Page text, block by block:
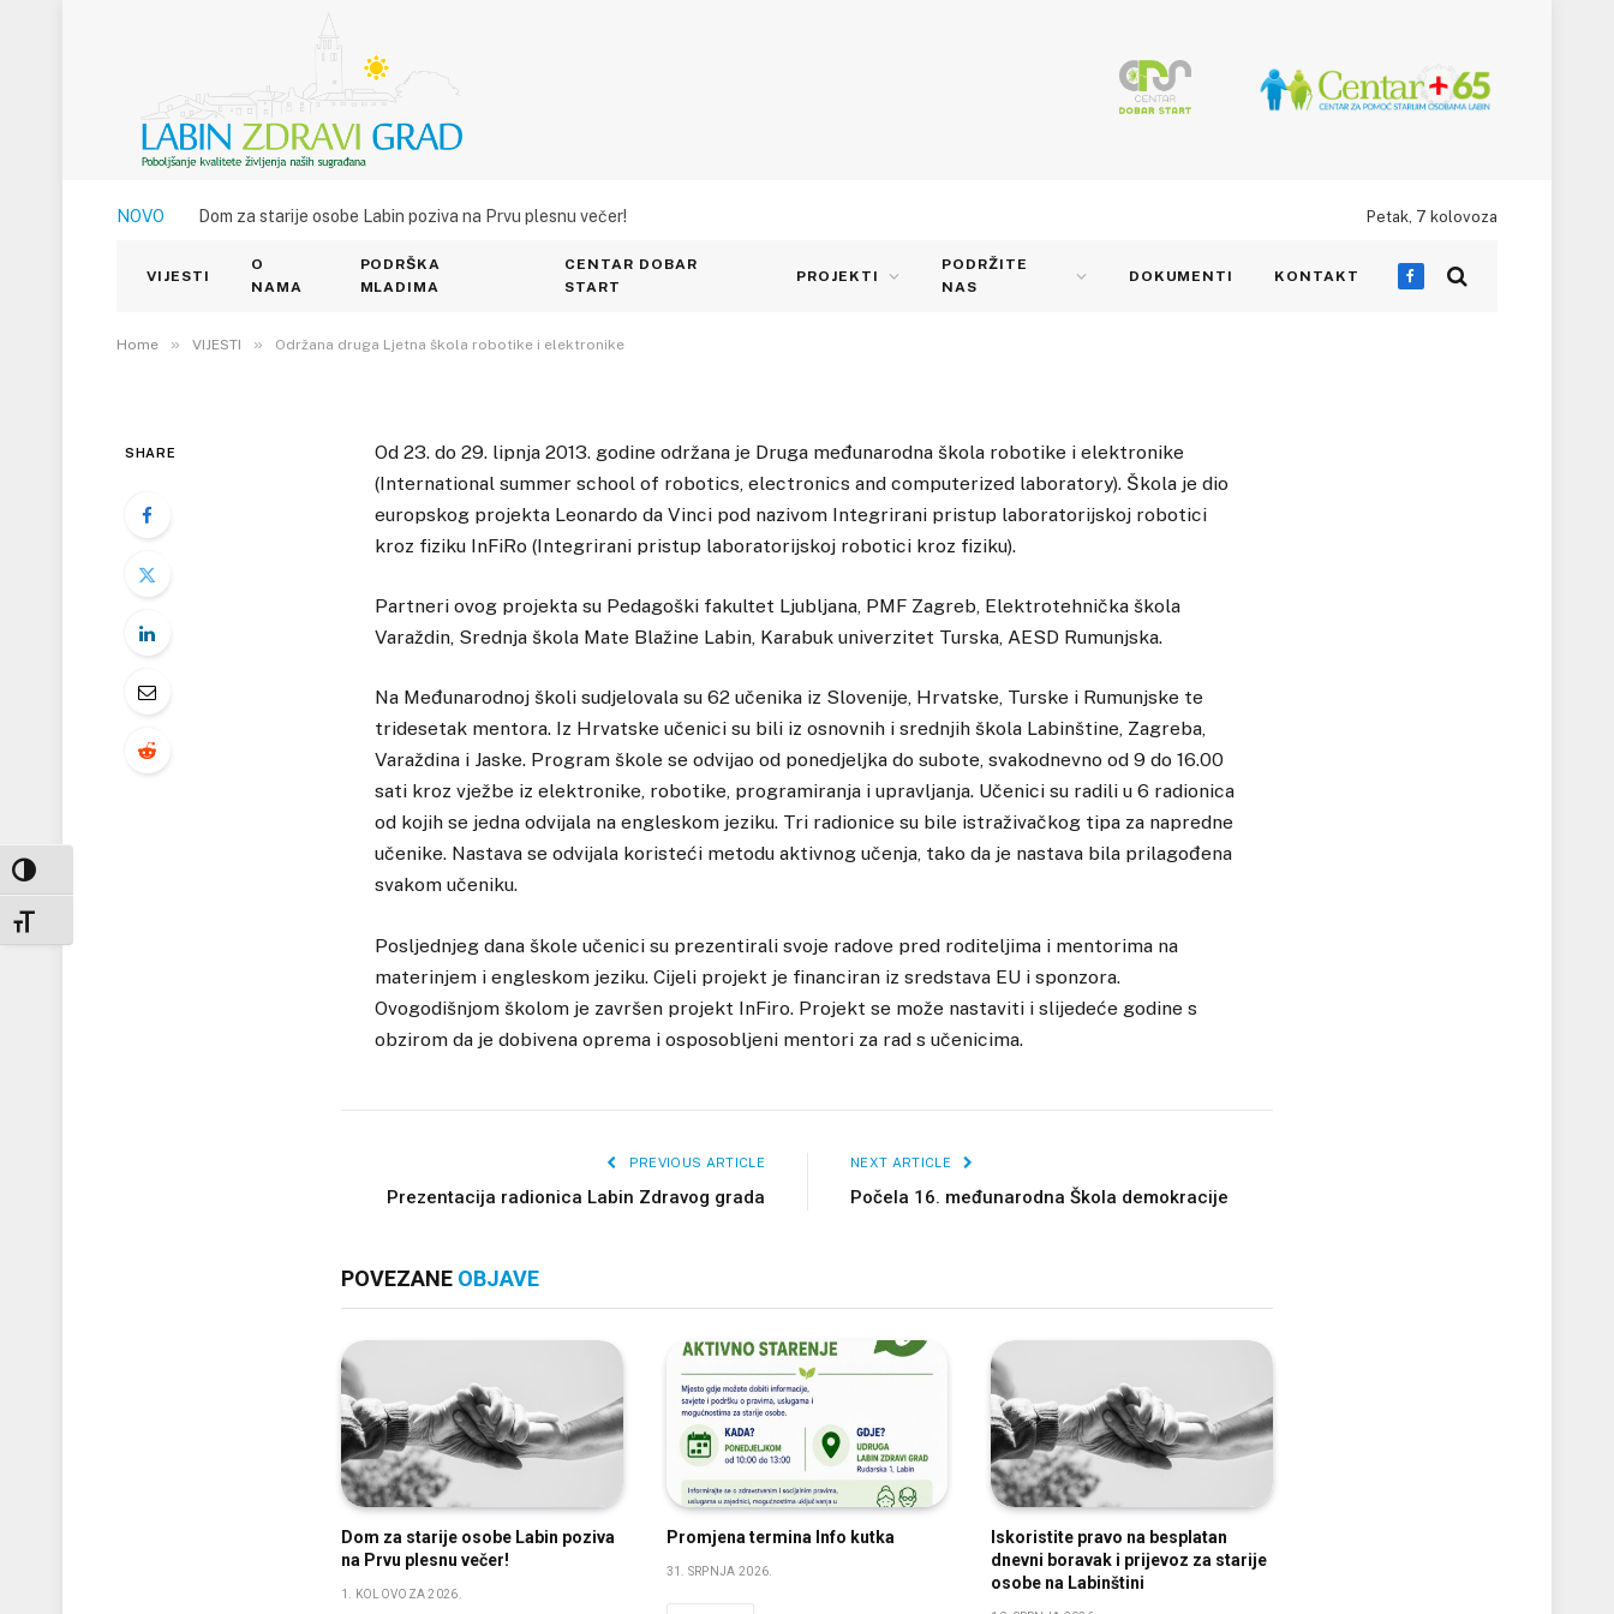
UKLJUČI / ISKLJUČI VISOKI KONTRAST
UKLJUČI / ISKLJUČI VELIČINU FONTA
NOVO Dom za starije osobe Labin poziva na Prvu plesnu večer! Petak, 7 kolovoza
VIJESTI
O
NAMA
PODRŠKA
MLADIMA
CENTAR DOBAR
START
PROJEKTI
PODRŽITE
NAS
DOKUMENTI KONTAKT
Facebook
Home » VIJESTI » Održana druga Ljetna škola robotike i elektronike
VIJESTI
Održana druga Ljetna škola robotike i
elektronike
4. SRPNJA 2013. 1VIEWS
SHARE
Od 23. do 29. lipnja 2013. godine održana je Druga međunarodna škola robotike i elektronike
(International summer school of robotics, electronics and computerized laboratory). Škola je dio
europskog projekta Leonardo da Vinci pod nazivom Integrirani pristup laboratorijskoj robotici
kroz fiziku InFiRo (Integrirani pristup laboratorijskoj robotici kroz fiziku).
Partneri ovog projekta su Pedagoški fakultet Ljubljana, PMF Zagreb, Elektrotehnička škola
Varaždin, Srednja škola Mate Blažine Labin, Karabuk univerzitet Turska, AESD Rumunjska.
Na Međunarodnoj školi sudjelovala su 62 učenika iz Slovenije, Hrvatske, Turske i Rumunjske te
tridesetak mentora. Iz Hrvatske učenici su bili iz osnovnih i srednjih škola Labinštine, Zagreba,
Varaždina i Jaske. Program škole se odvijao od ponedjeljka do subote, svakodnevno od 9 do 16.00
sati kroz vježbe iz elektronike, robotike, programiranja i upravljanja. Učenici su radili u 6 radionica
od kojih se jedna odvijala na engleskom jeziku. Tri radionice su bile istraživačkog tipa za napredne
učenike. Nastava se odvijala koristeći metodu aktivnog učenja, tako da je nastava bila prilagođena
svakom učeniku.
Posljednjeg dana škole učenici su prezentirali svoje radove pred roditeljima i mentorima na
materinjem i engleskom jeziku. Cijeli projekt je financiran iz sredstava EU i sponzora.
Ovogodišnjom školom je završen projekt InFiro. Projekt se može nastaviti i slijedeće godine s
obzirom da je dobivena oprema i osposobljeni mentori za rad s učenicima.
PREVIOUS ARTICLE
Prezentacija radionica Labin Zdravog grada
NEXT ARTICLE
Počela 16. međunarodna Škola demokracije
POVEZANE OBJAVE
Dom za starije osobe Labin poziva
na Prvu plesnu večer!
1. KOLOVOZA 2026.
Promjena termina Info kutka
31. SRPNJA 2026.
Iskoristite pravo na besplatan
dnevni boravak i prijevoz za starije
osobe na Labinštini